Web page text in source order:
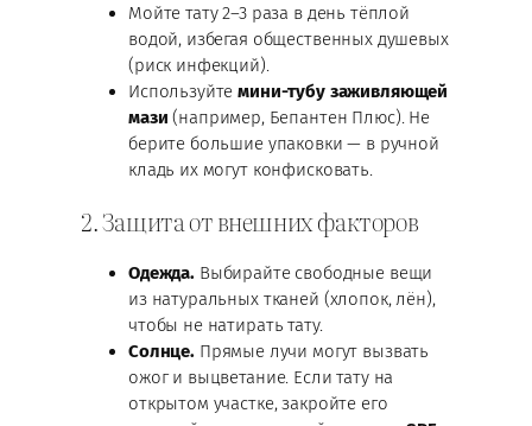
Мойте тату 2–3 раза в день тёплой
водой, избегая общественных душевых
(риск инфекций).
Используйтемини-тубу заживляющей
мази (например, Бепантен Плюс). Не
берите большие упаковки — в ручной
кладь их могут конфисковать.
2. Защита от внешних факторов
Одежда.Выбирайте свободные вещи
из натуральных тканей (хлопок, лён),
чтобы не натирать тату.
Солнце.Прямые лучи могут вызвать
ожог и выцветание. Если тату на
открытом участке, закройте его